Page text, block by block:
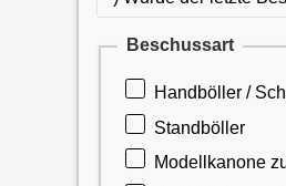
Beschussart
Handböller /
Standböller
Modellkanone